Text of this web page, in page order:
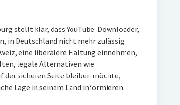
stellt klar, dass YouTube-Downloader,
in Deutschland nicht mehr zulässig
eine liberalere Haltung einnehmen,
legale Alternativen wie
der sicheren Seite bleiben möchte,
Lage in seinem Land informieren.